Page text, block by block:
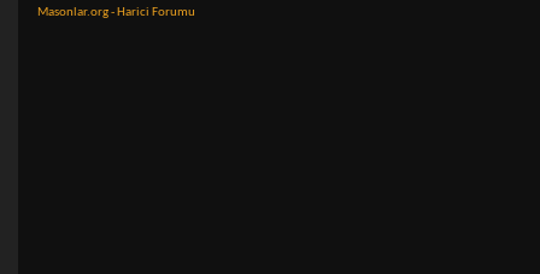
Masonlar.org - Harici Forumu